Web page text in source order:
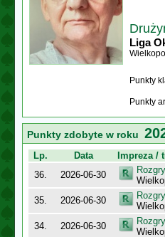
Liga
Punkty
Punkty
Punkty zdobyte w roku
Lp. Data
Impreza /
36.
2026-06-30
35.
2026-06-30
34.
2026-06-30